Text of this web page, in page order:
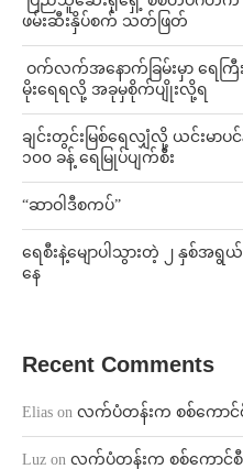
ဖမ်းဆီးနှိပ်စက် သတ်ဖြတ်
ဝက်လက်အနောက်ခြမ်းမှာ ရေကြီး
မိုးရေရလို့ အခုမှစိုက်ပျိုးလို့ရ
ချင်းတွင်းမြစ်ရေလျှံလို့ ယင်းမာ
၁၀၀ ခန့် ရေမြုပ်ပျက်စီး
“ဆာဝါဒီစကပ်”
ရေစီးနဲ့မျောပါသွားတဲ့ ၂ နှစ်အရွ
နေ
Recent Comments
Elias on လက်ပံတန်းက စစ်ကောင်
Luz on လက်ပံတန်းက စစ်ကောင်စီ